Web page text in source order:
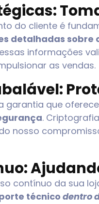
do cliente é
detalhadas sobre
informações
as vendas.
garantia que
.
nosso
contínuo da sua
técnico dentro